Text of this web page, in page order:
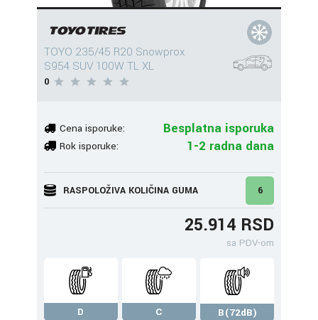
TOYO 235/45 R20 Snowprox
S954 SUV 100W TL XL
0
Cena isporuke: Besplatna isporuka
Rok isporuke: 1-2 radna dana
RASPOLOŽIVA KOLIČINA GUMA 6
25.914 RSD
sa PDV-om
D C
B(72dB)